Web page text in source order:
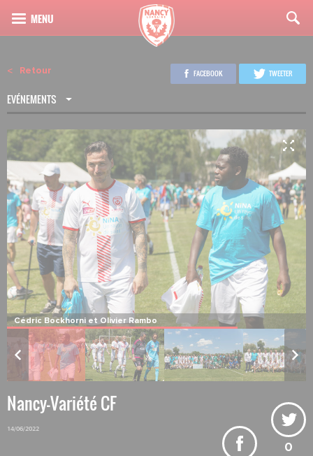
Retour
EVÉNEMENTS
FACEBOOK TWEETER
Youssef Moustaïd, Sébastien Schemmel, Mehdi Meniri, Samuel Wiart
et Frédéric Roux.
4 34
Nancy-Variété CF
14/06/2022
0